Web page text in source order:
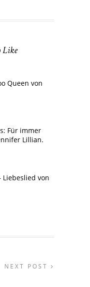
Like
Queen von
Für immer
Lillian.
Liebeslied von
NEXT POST